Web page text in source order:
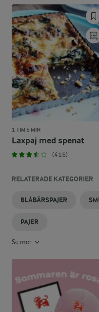
1 TIM 5 MIN
Laxpaj med spenat
(415)
RELATERADE KATEGORIER
BLÅBÄRSPAJER
PAJER
Se mer